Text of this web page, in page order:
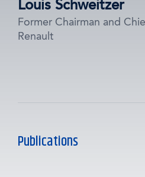
Louis Schweitzer
Former Chairman and
Renault
Publications